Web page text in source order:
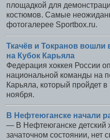
площадкой для
костюмов. Самые
фотогалерее Sportbox.ru.
Ткачёв и Токранов вошли
на Кубок Карьяла
Федерация хоккея России
национальной команды на
Карьяла, который пройдет
ноября.
В Нефтеюганске начали
— В Нефтеюганске детский
зачаточном состоянии, нет